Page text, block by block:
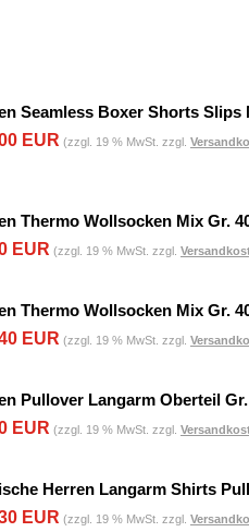
Seamless Boxer Shorts Slips
EUR (zzgl. 19 % MwSt. zzgl.
Thermo Wollsocken Mix Gr.
EUR (zzgl. 19 % MwSt. zzgl.
Thermo Wollsocken Mix Gr.
EUR (zzgl. 19 % MwSt. zzgl.
Pullover Langarm Oberteil
EUR (zzgl. 19 % MwSt. zzgl.
Herren Langarm Shirts
EUR (zzgl. 19 % MwSt. zzgl.